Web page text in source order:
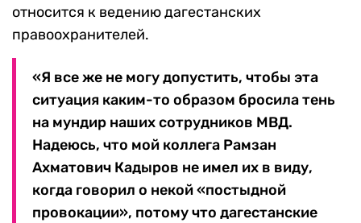
относится к ведению дагестанских
правоохранителей.
«Я все же не могу допустить, чтобы эта
ситуация каким-то образом бросила тень
на мундир наших сотрудников МВД.
Надеюсь, что мой коллега Рамзан
Ахматович Кадыров не имел их в виду,
когда говорил о некой «постыдной
провокации», потому что дагестанские